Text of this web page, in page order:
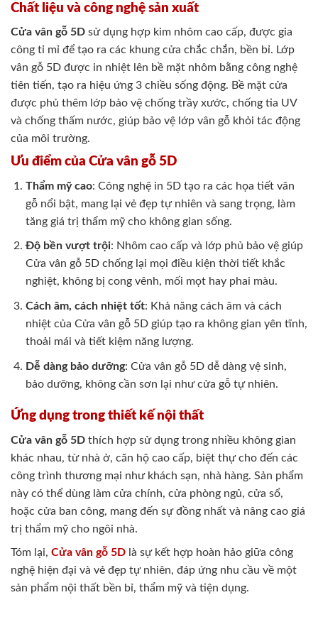
Chất liệu và công nghệ sản xuất
Cửa vân gỗ 5D sử dụng hợp kim nhôm cao cấp, được gia
công tỉ mỉ để tạo ra các khung cửa chắc chắn, bền bỉ. Lớp
vân gỗ 5D được in nhiệt lên bề mặt nhôm bằng công nghệ
tiên tiến, tạo ra hiệu ứng 3 chiều sống động. Bề mặt cửa
được phủ thêm lớp bảo vệ chống trầy xước, chống tia UV
và chống thấm nước, giúp bảo vệ lớp vân gỗ khỏi tác động
của môi trường.
Ưu điểm của Cửa vân gỗ 5D
Thẩm mỹ cao: Công nghệ in 5D tạo ra các họa tiết vân
gỗ nổi bật, mang lại vẻ đẹp tự nhiên và sang trọng, làm
tăng giá trị thẩm mỹ cho không gian sống.
Độ bền vượt trội: Nhôm cao cấp và lớp phủ bảo vệ giúp
Cửa vân gỗ 5D chống lại mọi điều kiện thời tiết khắc
nghiệt, không bị cong vênh, mối mọt hay phai màu.
Cách âm, cách nhiệt tốt: Khả năng cách âm và cách
nhiệt của Cửa vân gỗ 5D giúp tạo ra không gian yên tĩnh,
thoải mái và tiết kiệm năng lượng.
Dễ dàng bảo dưỡng: Cửa vân gỗ 5D dễ dàng vệ sinh,
bảo dưỡng, không cần sơn lại như cửa gỗ tự nhiên.
Ứng dụng trong thiết kế nội thất
Cửa vân gỗ 5D thích hợp sử dụng trong nhiều không gian
khác nhau, từ nhà ở, căn hộ cao cấp, biệt thự cho đến các
công trình thương mại như khách sạn, nhà hàng. Sản phẩm
này có thể dùng làm cửa chính, cửa phòng ngủ, cửa sổ,
hoặc cửa ban công, mang đến sự đồng nhất và nâng cao giá
trị thẩm mỹ cho ngôi nhà.
Tóm lại, Cửa vân gỗ 5D là sự kết hợp hoàn hảo giữa công
nghệ hiện đại và vẻ đẹp tự nhiên, đáp ứng nhu cầu về một
sản phẩm nội thất bền bỉ, thẩm mỹ và tiện dụng.